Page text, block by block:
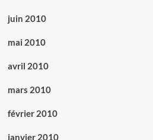
juin 2010
mai 2010
avril 2010
mars 2010
février 2010
janvier 2010